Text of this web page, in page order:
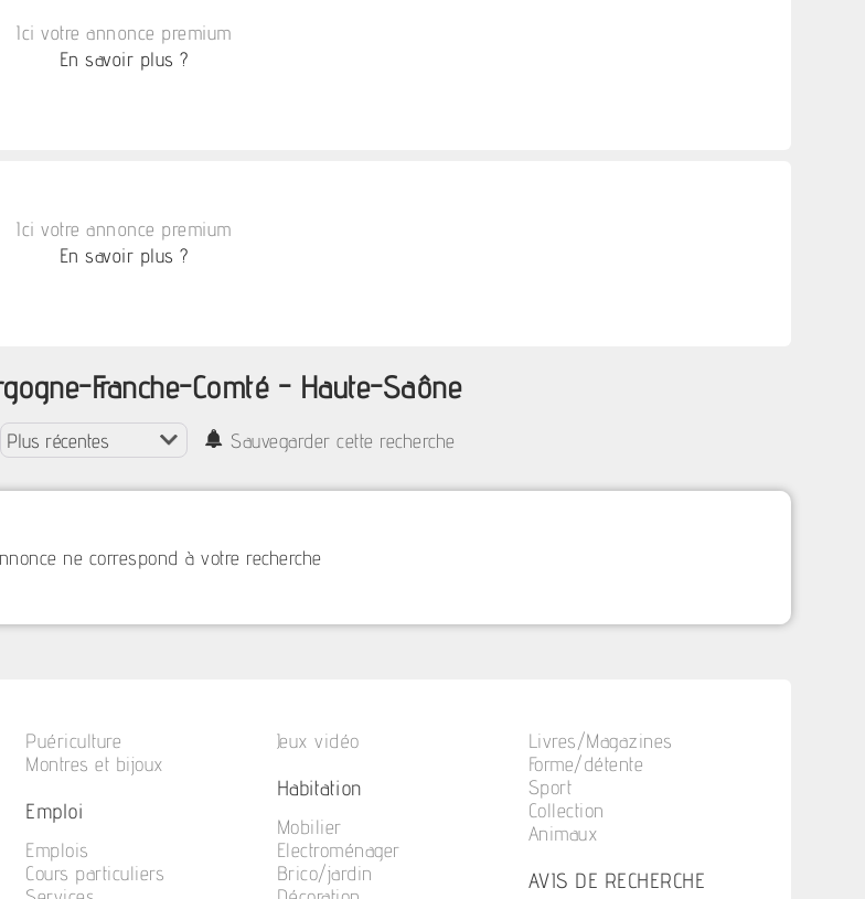
Ici votre annonce premium
En savoir plus ?
Ici votre annonce premium
En savoir plus ?
Franche-Comté - Haute-Saône
Sauvegarder cette recherche
ne correspond à votre recherche
Puériculture
Montres et bijoux
Emploi
Emplois
Cours particuliers
Jeux vidéo
Habitation
Mobilier
Electroménager
Brico/jardin
Livres/Magazines
Forme/détente
Sport
Collection
Animaux
AVIS DE RECHERCHE